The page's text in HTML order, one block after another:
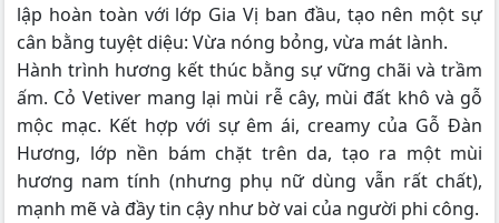
lập hoàn toàn với lớp Gia Vị ban đầu, tạo nên một sự
cân bằng tuyệt diệu: Vừa nóng bỏng, vừa mát lành.
Hành trình hương kết thúc bằng sự vững chãi và trầm
ấm. Cỏ Vetiver mang lại mùi rễ cây, mùi đất khô và gỗ
mộc mạc. Kết hợp với sự êm ái, creamy của Gỗ Đàn
Hương, lớp nền bám chặt trên da, tạo ra một mùi
hương nam tính (nhưng phụ nữ dùng vẫn rất chất),
mạnh mẽ và đầy tin cậy như bờ vai của người phi công.